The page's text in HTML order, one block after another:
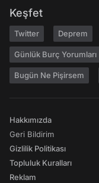
Keşfet
Twitter Deprem
Günlük Burç Yorumları
Bugün Ne Pişirsem
Hakkımızda
Geri Bildirim
Gizlilik Politikası
Topluluk Kuralları
Reklam